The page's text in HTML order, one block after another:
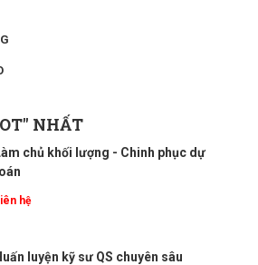
NHẤT
chủ khối lượng - Chinh phục dự
hệ
luyện kỹ sư QS chuyên sâu